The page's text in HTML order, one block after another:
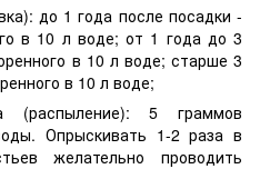
до 1 года после посадки -
в 10 л воде; от 1 года до 3
в 10 л воде; старше 3
в 10 л воде;
(распыление): 5 граммов
Опрыскивать 1-2 раза в
желательно проводить